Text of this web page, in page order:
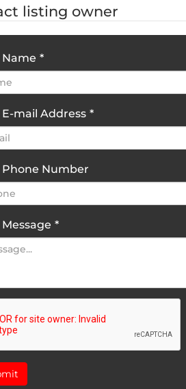
listing owner
Name *
E-mail Address *
Phone Number
*